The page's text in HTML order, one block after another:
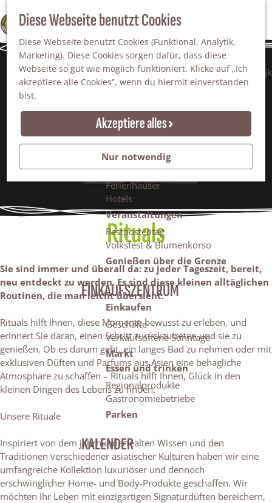
Diese Webseite benutzt Cookies
Diese Webseite benutzt Cookies (Funktional, Analytik,
Marketing). Diese Cookies sorgen dafür, dass diese
Webseite so gut wie möglich funktioniert. Klicke auf „Ich
akzeptiere alle Cookies“, wenn du hiermit einverstanden
bist.
Akzeptiere alles
Nur notwendig
100% WINTERSWIJK
S
u
c
h
e
n
M
e
n
ü
Da staunt man!
Freiheitsbäume
Natur
Naturgebiete
Nationaler Landschaftspark Winterswijk
Der Steingrube
Gärten & Parks
Übernachten
Campingplätze & Ferienparks
Gruppenunterkünfte
Bed & Breakfasts
Ferienhäuser
Hotels
Veranstaltungen
Restpostentag
Volksfest & Blumenkorso
Genießen über die Grenze
EINKAUFSZENTRUM
Einkaufen
Geschäfte
Verkaufsoffene Sonntage
Markt
Essen und trinken
Regionalprodukte
Gastronomiebetriebe
Parken
KALENDER
Rituals
Sie sind immer und überall da: zu jeder Tageszeit, bereit,
neu entdeckt zu werden. Es sind diese kleinen alltäglichen
Routinen, die man leicht übersieht.
Rituals hilft Ihnen, diese Momente bewusst zu erleben, und
erinnert Sie daran, einen Schritt zurückzutreten und sie zu
genießen. Ob es darum geht, ein langes Bad zu nehmen oder mit
exklusiven Düften und Parfums aus Asien eine behagliche
Atmosphäre zu schaffen – Rituals hilft Ihnen, Glück in den
kleinen Dingen des Lebens zu finden.
Unsere Rituale
Inspiriert von dem jahrhundertealten Wissen und den
Traditionen verschiedener asiatischer Kulturen haben wir eine
umfangreiche Kollektion luxuriöser und dennoch
erschwinglicher Home- und Body-Produkte geschaffen. Wir
möchten Ihr Leben mit einzigartigen Signaturdüften bereichern,